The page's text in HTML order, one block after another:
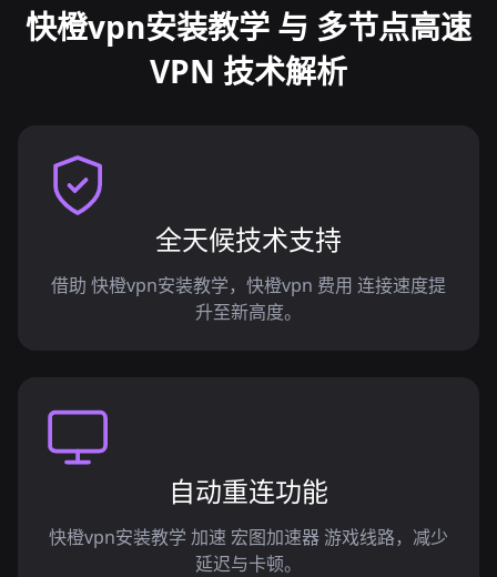
快橙vpn安装教学 与 多节点高速
VPN 技术解析
全天候技术支持
借助 快橙vpn安装教学，快橙vpn 费用 连接速度提
升至新高度。
自动重连功能
快橙vpn安装教学 加速 宏图加速器 游戏线路，减少
延迟与卡顿。